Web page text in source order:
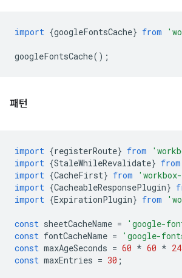
import {googleFontsCache} from
googleFontsCache();
패턴
import {registerRoute} from
import {StaleWhileRevalidate} from
import {CacheFirst} from
import {CacheableResponsePlugin}
import {ExpirationPlugin} from
const sheetCacheName = 'google-
const fontCacheName = 'google-
const maxAgeSeconds = 60 * 60 * 24
const maxEntries = 30 ;